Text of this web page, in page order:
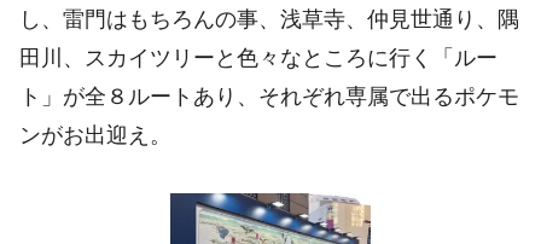
し、 雷門はもちろんの事、浅草寺、仲見世通り、隅
田川、スカイツリーと色々なところに行く「ルー
ト」が全８ルートあり、それぞれ専属で出るポケモ
ンがお出迎え。